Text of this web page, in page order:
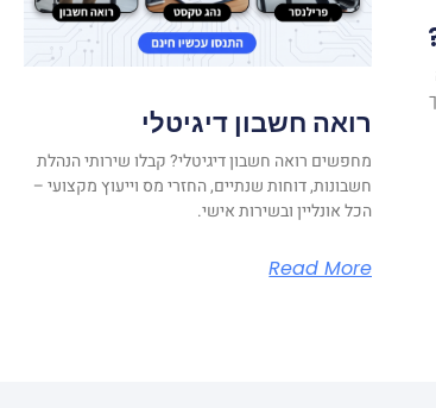
רואה חשבון דיגיטלי
מחפשים רואה חשבון דיגיטלי? קבלו שירותי הנהלת
חשבונות, דוחות שנתיים, החזרי מס וייעוץ מקצועי –
הכל אונליין ובשירות אישי.
Read More